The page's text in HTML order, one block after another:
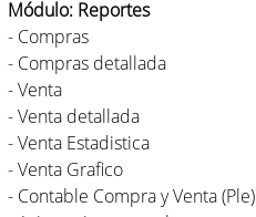
Módulo: Reportes
- Compras
- Compras detallada
- Venta
- Venta detallada
- Venta Estadistica
- Venta Grafico
- Contable Compra y Venta (Ple)